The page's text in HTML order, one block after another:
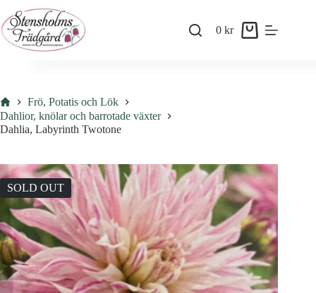
to
content
Shopping
0kr
HemFrö, Potatis och Lök
Dahlior, knölar och barrotade växter
Dahlia, Labyrinth Twotone
SOLD OUT